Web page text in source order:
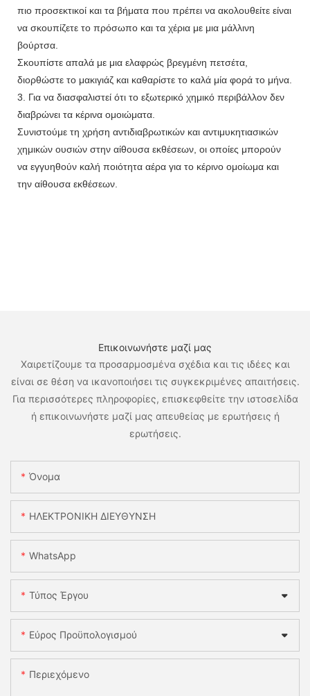
πιο προσεκτικοί και τα βήματα που πρέπει να ακολουθείτε είναι
να σκουπίζετε το πρόσωπο και τα χέρια με μια μάλλινη
βούρτσα.
Σκουπίστε απαλά με μια ελαφρώς βρεγμένη πετσέτα,
διορθώστε το μακιγιάζ και καθαρίστε το καλά μία φορά το μήνα.
3. Για να διασφαλιστεί ότι το εξωτερικό χημικό περιβάλλον δεν
διαβρώνει τα κέρινα ομοιώματα.
Συνιστούμε τη χρήση αντιδιαβρωτικών και αντιμυκητιασικών
χημικών ουσιών στην αίθουσα εκθέσεων, οι οποίες μπορούν
να εγγυηθούν καλή ποιότητα αέρα για το κέρινο ομοίωμα και
την αίθουσα εκθέσεων.
Επικοινωνήστε μαζί μας
Χαιρετίζουμε τα προσαρμοσμένα σχέδια και τις ιδέες και
είναι σε θέση να ικανοποιήσει τις συγκεκριμένες απαιτήσεις.
Για περισσότερες πληροφορίες, επισκεφθείτε την ιστοσελίδα
ή επικοινωνήστε μαζί μας απευθείας με ερωτήσεις ή
ερωτήσεις.
Όνομα
ΗΛΕΚΤΡΟΝΙΚΗ ΔΙΕΥΘΥΝΣΗ
WhatsApp
Τύπος Έργου
Εύρος Προϋπολογισμού
Περιεχόμενο